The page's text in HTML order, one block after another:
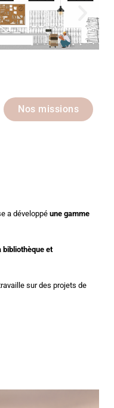
Nos missions
a développé une gamme
bibliothèque et
sur des projets de